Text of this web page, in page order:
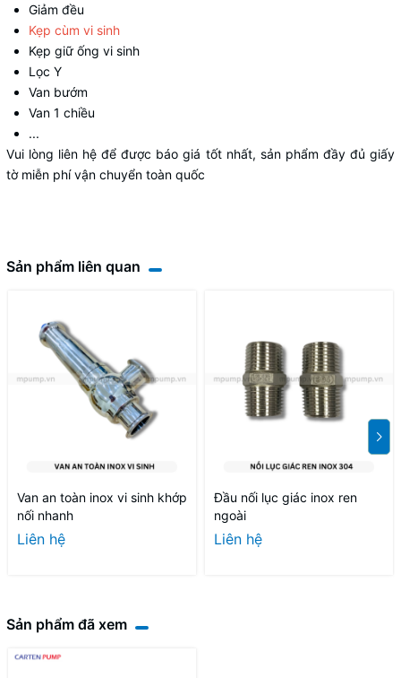
Giảm đều
Kẹp cùm vi sinh
Kẹp giữ ống vi sinh
Lọc Y
Van bướm
Van 1 chiều
...
Vui lòng liên hệ để được báo giá tốt nhất, sản phẩm đầy đủ giấy
tờ miễn phí vận chuyển toàn quốc
Sản phẩm liên quan
Van an toàn inox vi sinh khớp
nối nhanh
Liên hệ
Đầu nối lục giác inox ren
ngoài
Liên hệ
Sản phẩm đã xem